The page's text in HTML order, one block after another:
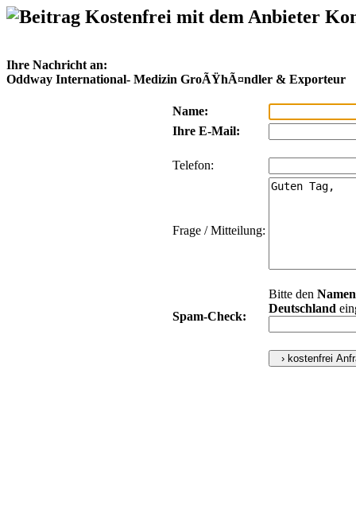
Kostenfrei mit dem Anbieter
Ihre Nachricht an:
Oddway International- Medizin GroÃŸhÃ¤ndler & Exporteur
Name:
Ihre E-Mail:
Telefon:
Frage / Mitteilung:
Spam-Check:
Bitte den Namen
Deutschland